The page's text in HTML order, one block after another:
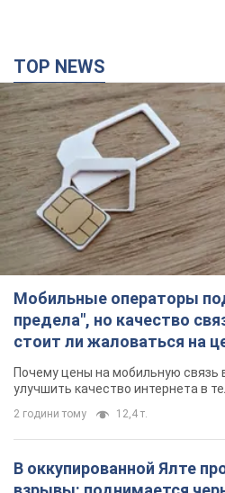
Мобильные операторы
предела", но качество
стоит ли жаловаться на
Почему цены на мобильную связь
улучшить качество интернета в
2 години тому 12,4 т.
В оккупированной Ялте
взрывы: поднимается
видео
40 хвилин тому 1,1 т.
В Коблево в
взрыв в море: погиб
пострадавшие